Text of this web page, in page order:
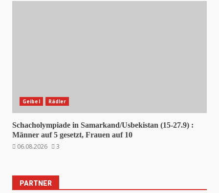
Geibel Rädler
Schacholympiade in Samarkand/Usbekistan (15-27.9) :
Männer auf 5 gesetzt, Frauen auf 10
06.08.2026
3
PARTNER